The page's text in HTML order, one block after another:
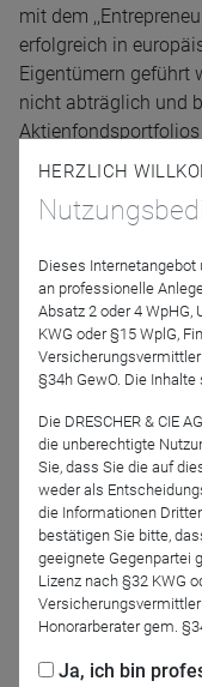
mit dem
erfolgreich in
Eigentümern geführt
nicht abträglich und
Aktienfondsportfolios
Referenten
Birgitte Olsen
Bellevue Asset
Management
Moderation
HERZLICH
Dieses
an professionelle
Absatz 2 oder 4
KWG oder §15 WplG,
§34h GewO. Die
Die DRESCHER & CIE
die unberechtigte
Sie, dass Sie die auf
weder als
die Informationen
bestätigen Sie bitte,
geeignete Gegenpartei
Lizenz nach §32 KWG
Honorarberater gem.
Ja, ich bin